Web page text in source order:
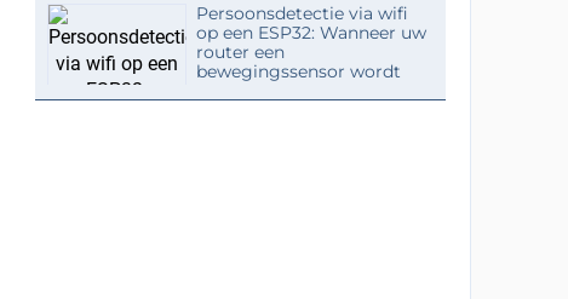
Persoonsdetectie via wifi
op een ESP32: Wanneer uw
router een
bewegingssensor wordt